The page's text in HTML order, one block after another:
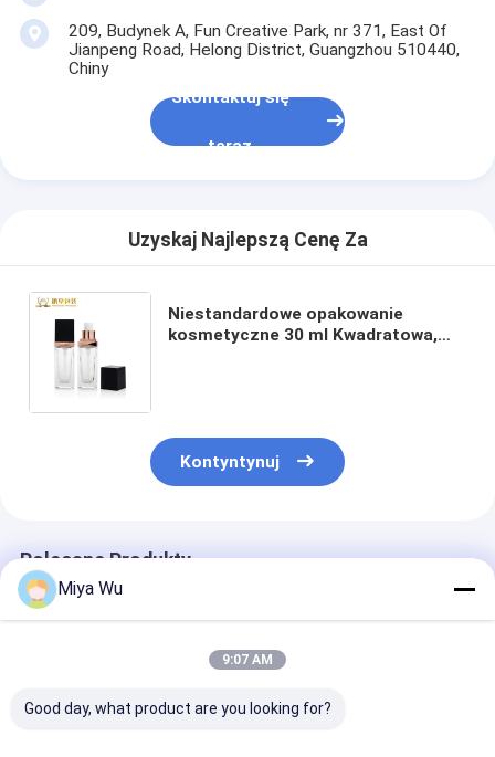
209, Budynek A, Fun Creative Park, nr 371, East Of
Jianpeng Road, Helong District, Guangzhou 510440,
Chiny
Skontaktuj się
teraz
Uzyskaj Najlepszą Cenę Za
Niestandardowe opakowanie
kosmetyczne 30 ml Kwadratowa,
Kontyntynuj
Polecane Produkty
Miya Wu
9:07 AM
Good day, what product are you looking for?